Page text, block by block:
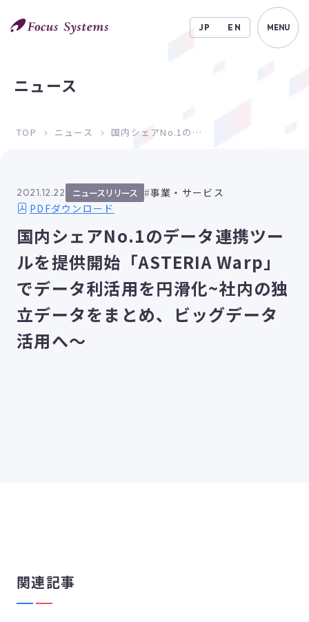
JP EN MENU
ニュース
TOP ニュース 国内シェアNo.1のデータ連携ツールを提供開始「ASTERIA Warp」でデータ利活用を円滑化~社内の独立データをまとめ、ビッグデータ活用へ～
2021.12.22 ニュースリリース
事業・サービス
PDFダウンロード
国内シェアNo.1のデータ連携ツー
ルを提供開始「ASTERIA Warp」
でデータ利活用を円滑化~社内の独
立データをまとめ、ビッグデータ
活用へ～
関連記事